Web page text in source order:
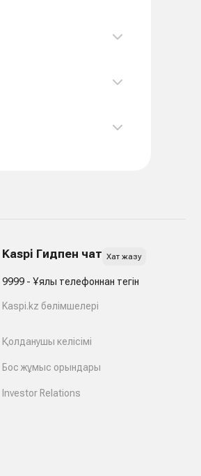
Kaspi Гидпен чат Хат жазу
9999 - Ұялы телефоннан тегін
Kaspi.kz бөлімшелері
Қолданушы келісімі
Бос жұмыс орындары
Investor Relations